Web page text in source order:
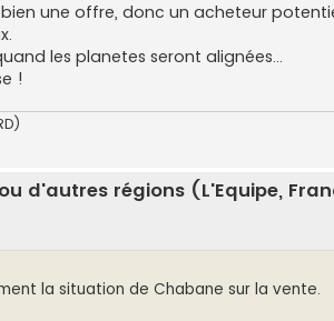
une offre, donc un acheteur
les planetes seront alignées...
!
d'autres régions (L'Equipe,
la situation de Chabane sur la vente.